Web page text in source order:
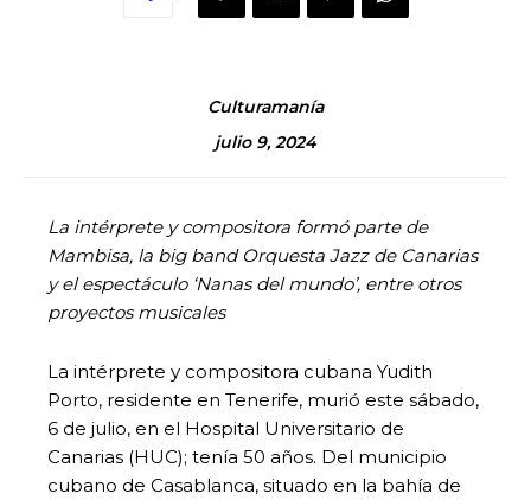
Culturamanía
julio 9, 2024
La intérprete y compositora formó parte de
Mambisa, la big band Orquesta Jazz de Canarias
y el espectáculo ‘Nanas del mundo’, entre otros
proyectos musicales
La intérprete y compositora cubana Yudith
Porto, residente en Tenerife, murió este sábado,
6 de julio, en el Hospital Universitario de
Canarias (HUC); tenía 50 años. Del municipio
cubano de Casablanca, situado en la bahía de